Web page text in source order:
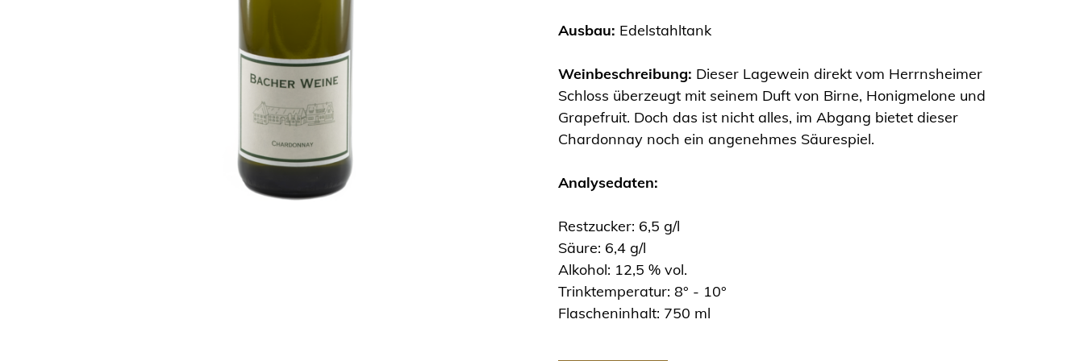
Ausbau: Edelstahltank
Weinbeschreibung: Dieser Lagewein direkt vom Herrnsheimer
Schloss überzeugt mit seinem Duft von Birne, Honigmelone und
Grapefruit. Doch das ist nicht alles, im Abgang bietet dieser
Chardonnay noch ein angenehmes Säurespiel.
Analysedaten:
Restzucker: 6,5 g/l
Säure: 6,4 g/l
Alkohol: 12,5 % vol.
Trinktemperatur: 8° - 10°
Flascheninhalt: 750 ml